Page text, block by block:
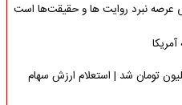
عرصه نبرد روایت ها و حقیقت‌ها است
عدالت این برگه ها 10 میلیون تومان شد | استعلام ارزش سهام